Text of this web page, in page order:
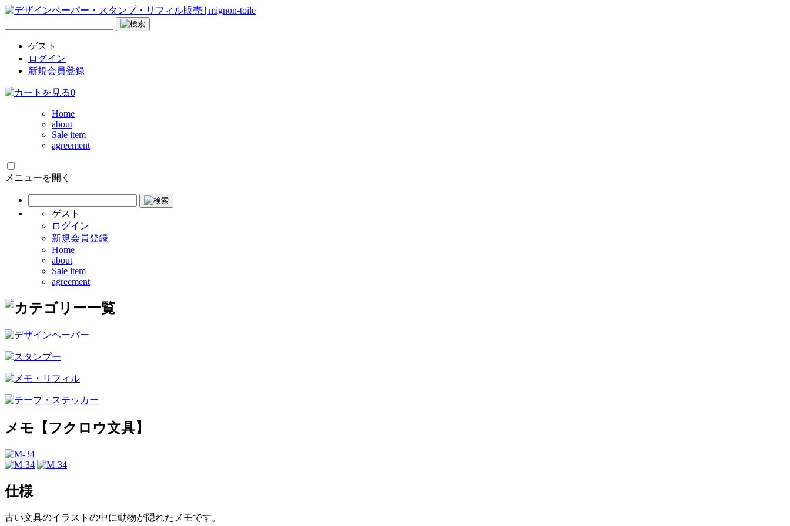
ゲスト
ログイン
新規会員登録
0
Home
about
Sale item
agreement
メニューを開く
ゲスト
ログイン
新規会員登録
Home
about
Sale item
agreement
メモ【フクロウ文具】
仕様
古い文具のイラストの中に動物が隠れたメモです。